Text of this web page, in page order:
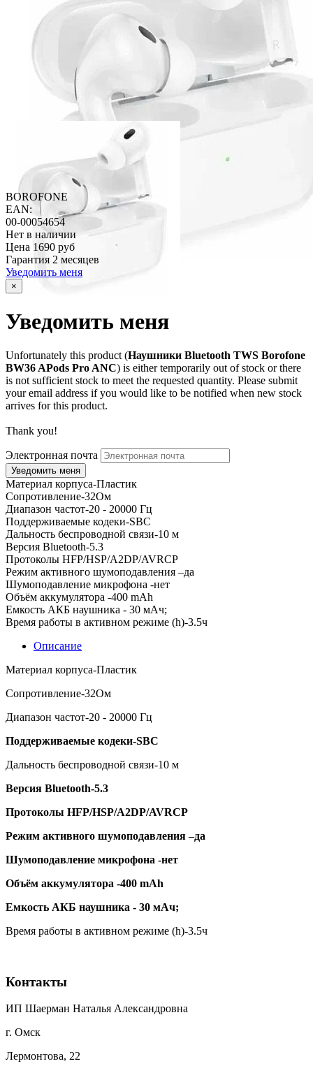
BOROFONE
EAN:
00-00054654
Нет в наличии
Цена 1690 руб
Гарантия 2 месяцев
Уведомить меня
×
Уведомить меня
Unfortunately this product (Наушники Bluetooth TWS Borofone
BW36 APods Pro ANC) is either temporarily out of stock or there
is not sufficient stock to meet the requested quantity. Please submit
your email address if you would like to be notified when new stock
arrives for this product.
Thank you!
Электронная почта
Материал корпуса-Пластик
Сопротивление-32Ом
Диапазон частот-20 - 20000 Гц
Поддерживаемые кодеки-SBC
Дальность беспроводной связи-10 м
Версия Bluetooth-5.3
Протоколы HFP/HSP/A2DP/AVRCP
Режим активного шумоподавления –да
Шумоподавление микрофона -нет
Объём аккумулятора -400 mAh
Емкость АКБ наушника - 30 мАч;
Время работы в активном режиме (h)-3.5ч
Описание
Материал корпуса-Пластик
Сопротивление-32Ом
Диапазон частот-20 - 20000 Гц
Поддерживаемые кодеки-SBC
Дальность беспроводной связи-10 м
Версия Bluetooth-5.3
Протоколы HFP/HSP/A2DP/AVRCP
Режим активного шумоподавления –да
Шумоподавление микрофона -нет
Объём аккумулятора -400 mAh
Емкость АКБ наушника - 30 мАч;
Время работы в активном режиме (h)-3.5ч
Контакты
ИП Шаерман Наталья Александровна
г. Омск
Лермонтова, 22